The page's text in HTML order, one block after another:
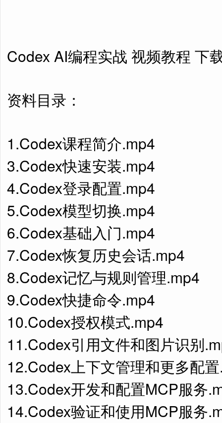
Codex AI编程实战 视频教程 下
资料目录：
1.Codex课程简介.mp4
3.Codex快速安装.mp4
4.Codex登录配置.mp4
5.Codex模型切换.mp4
6.Codex基础入门.mp4
7.Codex恢复历史会话.mp4
8.Codex记忆与规则管理.mp4
9.Codex快捷命令.mp4
10.Codex授权模式.mp4
11.Codex引用文件和图片识别
12.Codex上下文管理和更多配
13.Codex开发和配置MCP服务
14.Codex验证和使用MCP服务